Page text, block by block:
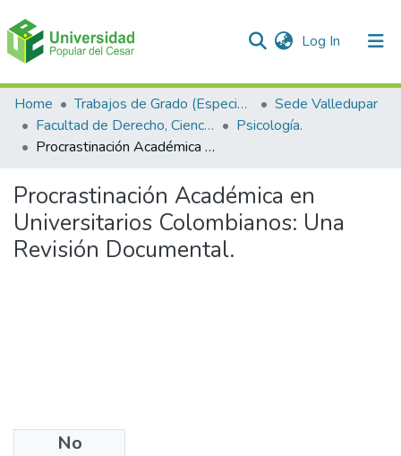
Log In (current)
Communities & Collections
All of DSpace
Home Trabajos de Grado (Especializaciones y Pregrados)
Sede Valledupar
Facultad de Derecho, Ciencias Políticas y Sociales.
Psicología.
Procrastinación Académica en Universitarios Colombianos: Una Revisión Documental.
Procrastinación Académica en
Universitarios Colombianos: Una
Revisión Documental.
No